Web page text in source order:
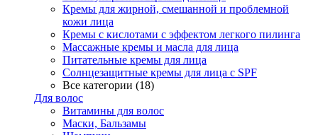
Кремы для жирной, смешанной и проблемной
кожи лица
Кремы с кислотами с эффектом легкого пилинга
Массажные кремы и масла для лица
Питательные кремы для лица
Солнцезащитные кремы для лица с SPF
Все категории (18)
Для волос
Витамины для волос
Маски, Бальзамы